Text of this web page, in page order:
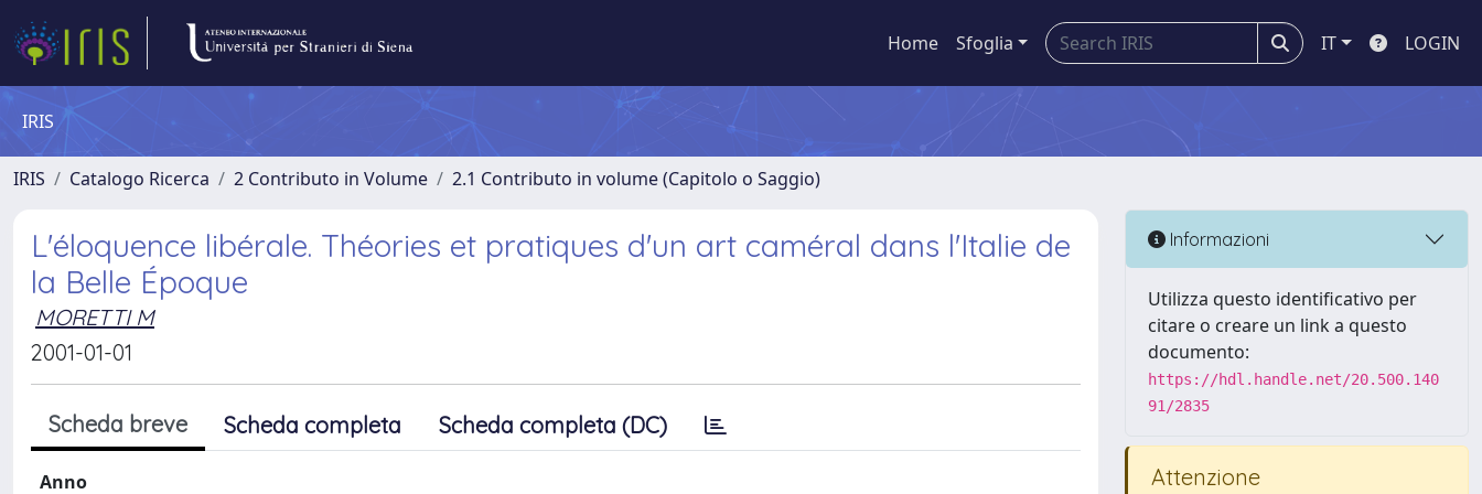
Home Sfoglia IT LOGIN
IRIS
IRIS Catalogo Ricerca 2 Contributo in Volume 2.1 Contributo in volume (Capitolo o Saggio)
L'éloquence libérale. Théories et pratiques d'un art caméral dans l'Italie de
la Belle Époque
MORETTI M
2001-01-01
Scheda breve Scheda completa Scheda completa (DC)
Anno
Informazioni
Utilizza questo identificativo per
citare o creare un link a questo
documento:
https://hdl.handle.net/20.500.140
91/2835
Attenzione